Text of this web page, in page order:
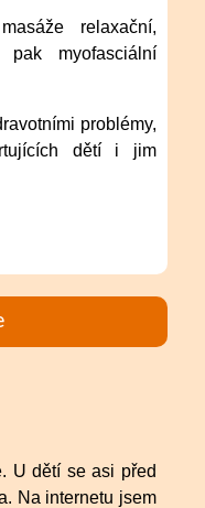
relaxační,
myofasciální
problémy,
dětí i jim
U dětí se asi před
Na internetu jsem